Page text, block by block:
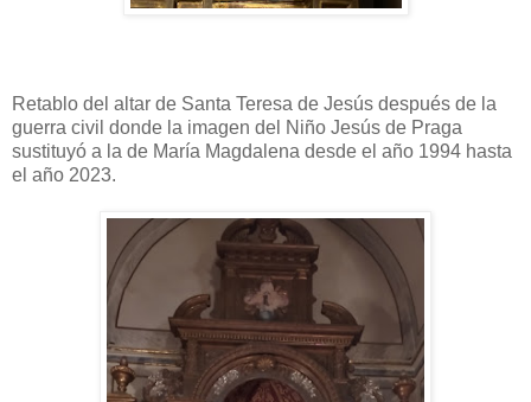
Retablo del altar de Santa Teresa de Jesús después de la
guerra civil donde la imagen del Niño Jesús de Praga
sustituyó a la de María Magdalena desde el año 1994 hasta
el año 2023.